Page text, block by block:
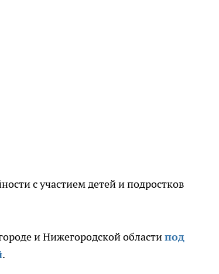
с участием детей и подростков
и Нижегородской областипод
.